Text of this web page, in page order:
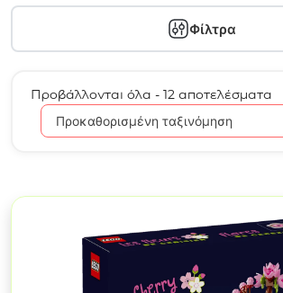
Φίλτρα
Προβάλλονται όλα - 12 αποτελέσματα